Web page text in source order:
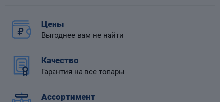
Цены
Выгоднее вам не найти
Качество
Гарантия на все товары
Ассортимент